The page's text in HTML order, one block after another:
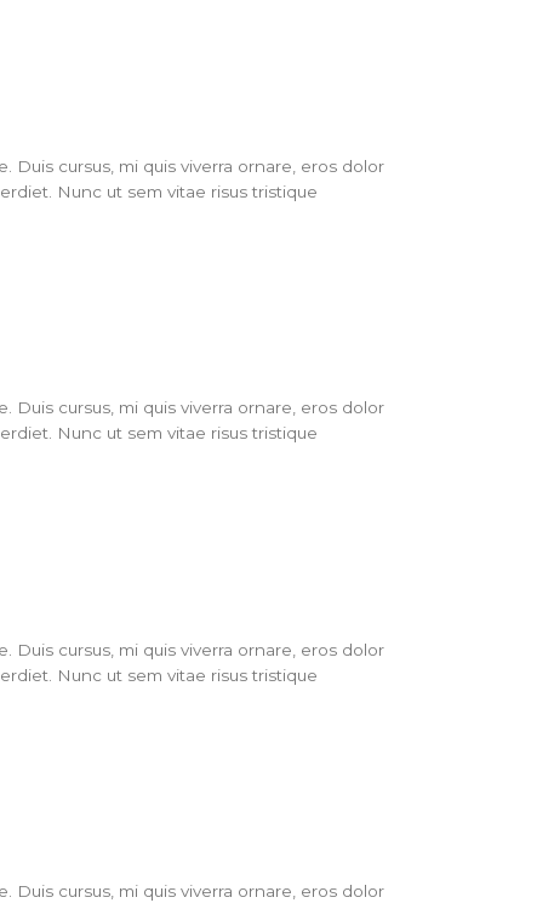
cursus, mi quis viverra ornare, eros dolor
Nunc ut sem vitae risus tristique
cursus, mi quis viverra ornare, eros dolor
Nunc ut sem vitae risus tristique
cursus, mi quis viverra ornare, eros dolor
Nunc ut sem vitae risus tristique
cursus, mi quis viverra ornare, eros dolor